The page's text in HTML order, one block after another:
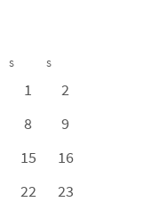
S S
1
2
8
9
15
16
22
23